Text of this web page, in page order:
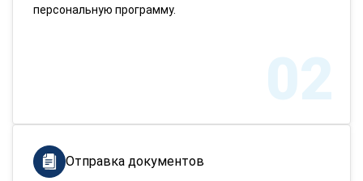
персональную программу.
02
Отправка документов